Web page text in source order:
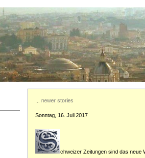
... newer stories
Sonntag, 16. Juli 2017
chweizer Zeitungen sind das neue